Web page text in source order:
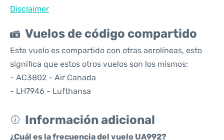
Disclaimer
Vuelos de código compartido
Este vuelo es compartido con otras aerolíneas, esto
significa que estos otros vuelos son los mismos:
- AC3802 - Air Canada
- LH7946 - Lufthansa
Información adicional
¿Cuál es la frecuencia del vuelo UA992?